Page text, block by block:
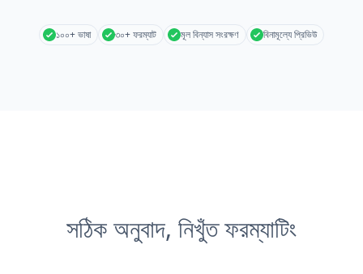
১০০+ ভাষা ৩০+ ফরম্যাট মূল বিন্যাস সংরক্ষণ বিনামূল্যে প্রিভিউ
সঠিক অনুবাদ, নিখুঁত ফরম্যাটিং